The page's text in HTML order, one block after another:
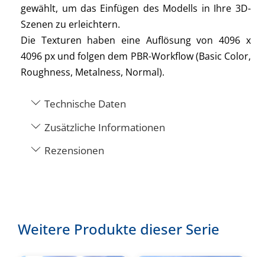
gewählt, um das Einfügen des Modells in Ihre 3D-
Szenen zu erleichtern.
Die Texturen haben eine Auflösung von 4096 x
4096 px und folgen dem PBR-Workflow (Basic Color,
Roughness, Metalness, Normal).
Technische Daten
Zusätzliche Informationen
Rezensionen
Weitere Produkte dieser Serie